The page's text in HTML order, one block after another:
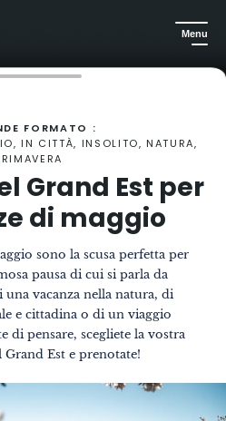
Menu
nel Grand Est per le vacanze di maggio
FORMATO :
IN CITTÀ, INSOLITO, NATURA,
Grand Est per
di maggio
sono la scusa perfetta per
pausa di cui si parla da
vacanza nella natura, di
e cittadina o di un viaggio
di pensare, scegliete la vostra
Grand Est e prenotate!